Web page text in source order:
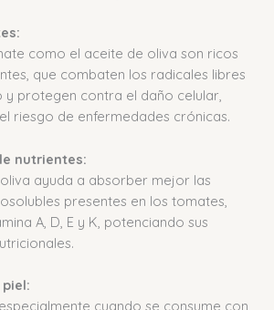
como el aceite de oliva son ricos
que combaten los radicales libres
y protegen contra el daño celular,
riesgo de enfermedades crónicas.
nutrientes:
ayuda a absorber mejor las
presentes en los tomates,
A, D, E y K, potenciando sus
cuando se consume con